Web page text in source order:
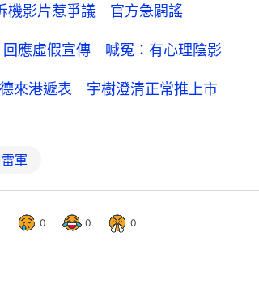
機影片惹爭議 官方急闢謠
應虛假宣傳 喊冤：有心理陰影
來港遞表 宇樹澄清正常推上市
雷軍
0 0 0